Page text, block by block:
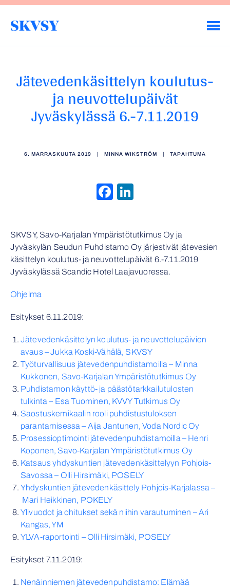
Hyppää
Jätevedenkäsittelyn koulutus-
ja neuvottelupäivät
Jyväskylässä 6.-7.11.2019
6. MARRASKUUTA 2019 | MINNA WIKSTRÖM | TAPAHTUMA
Facebook
SKVSY, Savo-Karjalan Ympäristötutkimus Oy ja
Jyväskylän Seudun Puhdistamo Oy järjestivät jätevesien
käsittelyn koulutus- ja neuvottelupäivät 6.-7.11.2019
Jyväskylässä Scandic Hotel Laajavuoressa.
Ohjelma
Esitykset 6.11.2019:
Jätevedenkäsittelyn koulutus- ja neuvottelupäivien
avaus – Jukka Koski-Vähälä, SKVSY
Työturvallisuus jätevedenpuhdistamoilla – Minna
Kukkonen, Savo-Karjalan Ympäristötutkimus Oy
Puhdistamon käyttö- ja päästötarkkailutulosten
tulkinta – Esa Tuominen, KVVY Tutkimus Oy
Saostuskemikaalin rooli puhdistustuloksen
parantamisessa – Aija Jantunen, Voda Nordic Oy
Prosessioptimointi jätevedenpuhdistamoilla – Henri
Koponen, Savo-Karjalan Ympäristötutkimus Oy
Katsaus yhdyskuntien jätevedenkäsittelyyn Pohjois-
Savossa – Olli Hirsimäki, POSELY
Yhdyskuntien jätevedenkäsittely Pohjois-Karjalassa –
Mari Heikkinen, POKELY
Ylivuodot ja ohitukset sekä niihin varautuminen – Ari
Kangas, YM
YLVA-raportointi – Olli Hirsimäki, POSELY
Esitykset 7.11.2019:
Nenäinniemen jätevedenpuhdistamo: Elämää